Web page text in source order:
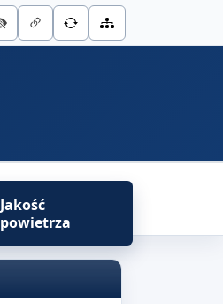
Jakość
powietrza